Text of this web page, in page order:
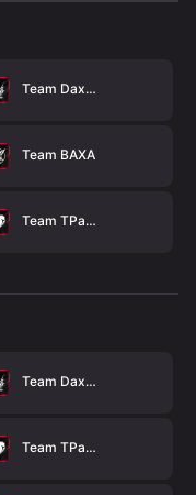
Team Daxak
Team BAXA
Team TPaBoMaH
Team Daxak
Team TPaBoMaH